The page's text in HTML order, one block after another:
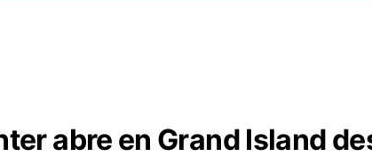
abre en Grand Island